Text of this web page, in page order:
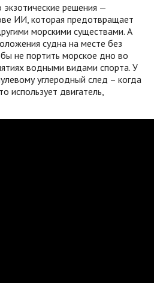
решения —
ИИ, которая предотвращает
морскими существами. А
судна на месте без
не портить морское дно во
водными видами спорта. У
углеродный след – когда
использует двигатель,